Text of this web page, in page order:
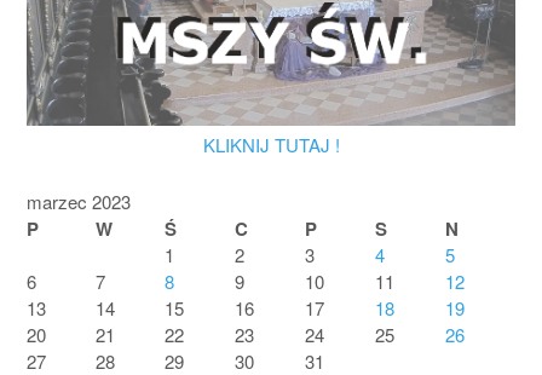
KLIKNIJ TUTAJ !
marzec 2023
P W Ś C P S N
1 2 3 4
5
6
7 8 9 10 11
12
13
14 15 16 17 18
19
20
21 22 23 24 25
26
27
28 29 30 31